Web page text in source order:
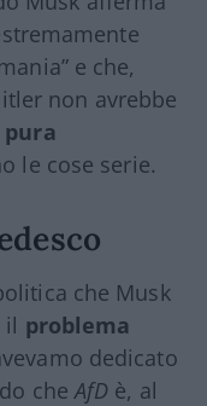
e che,
non avrebbe
pura
le cose serie.
che Musk
il problema
dedicato
che AfD è, al